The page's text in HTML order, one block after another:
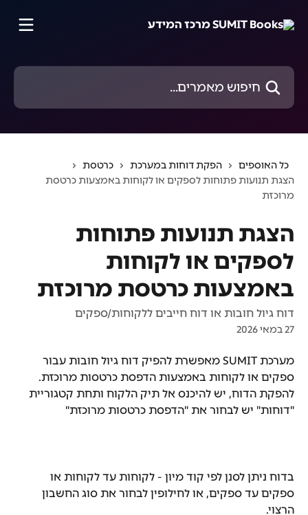
חיפוש מאמרים...
כל האוספים הפקת דוחות במערכת
כרטסת
הצגת תנועות פתוחות לספקים או לקוחות באמצעות כרטסת
מרוכזת
הצגת תנועות פתוחות
לספקים או לקוחות
באמצעות כרטסת מרוכזת
דוח גיול חובות או דוח חייבים ללקוחות/ספקים
27 במאי 2026
מערכת SUMIT מאפשרת להפיק דוח גיול חובות עבור
ספקים או לקוחות באמצעות הדפסת כרטסות מרוכזת.
להפקת הדוח, יש להיכנס אל תיק הלקוח ותחת קטגוריית
"דוחות" יש לבחור את "הדפסת כרטסות מרוכזת"
בדוח ניתן לסנן לפי קוד מיון - לקוחות עד לקוחות או
ספקים עד ספקים, או לחילופין לבחור את סוג החשבון
הרצוי.